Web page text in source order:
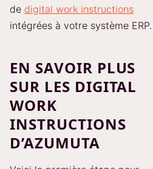
de digital work instructions
intégrées à votre système ERP.
EN SAVOIR PLUS
SUR LES DIGITAL
WORK
INSTRUCTIONS
D’AZUMUTA